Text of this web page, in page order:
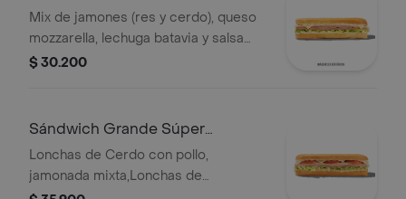
Mix de jamones (res y cerdo), queso
mozzarella, lechuga batavia y salsa
Qbano.
$ 30.200
Sándwich Grande Súper
Especial
Lonchas de Cerdo con pollo,
jamonada mixta,Lonchas de